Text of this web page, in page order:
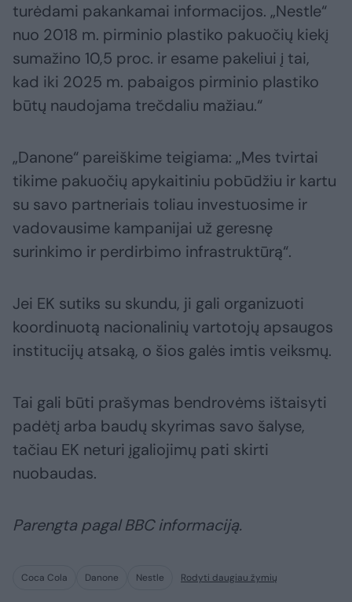
turėdami pakankamai informacijos. „Nestle“
nuo 2018 m. pirminio plastiko pakuočių kiekį
sumažino 10,5 proc. ir esame pakeliui į tai,
kad iki 2025 m. pabaigos pirminio plastiko
būtų naudojama trečdaliu mažiau.“
„Danone“ pareiškime teigiama: „Mes tvirtai
tikime pakuočių apykaitiniu pobūdžiu ir kartu
su savo partneriais toliau investuosime ir
vadovausime kampanijai už geresnę
surinkimo ir perdirbimo infrastruktūrą“.
Jei EK sutiks su skundu, ji gali organizuoti
koordinuotą nacionalinių vartotojų apsaugos
institucijų atsaką, o šios galės imtis veiksmų.
Tai gali būti prašymas bendrovėms ištaisyti
padėtį arba baudų skyrimas savo šalyse,
tačiau EK neturi įgaliojimų pati skirti
nuobaudas.
Parengta pagal BBC informaciją.
Coca Cola Danone Nestle Rodyti daugiau žymių